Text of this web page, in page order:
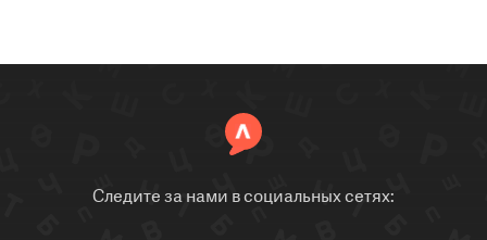
Следите за нами в социальных сетях: